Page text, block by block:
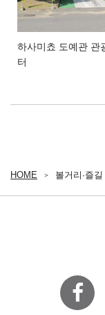
하사미쵸 도예관 관
터
HOME 볼거리∙즐길